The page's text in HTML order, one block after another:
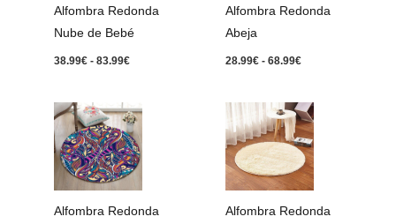
Alfombra Redonda
Nube de Bebé
38.99€ - 83.99€
Alfombra Redonda
Abeja
28.99€ - 68.99€
Alfombra Redonda
Rango
de
precios:
desde
38.99€
hasta
83.99€
Alfombra Redonda
Rango
de
precios:
desde
28.99€
hasta
153.99€